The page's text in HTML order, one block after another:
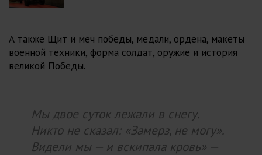
А также Щит и меч победы, медали, ордена, макеты
военной техники, форма солдат, оружие и история
великой Победы.
Мы двое суток лежали в снегу.
Никто не сказал: «Замерз, не могу».
Видели мы — и вскипала кровь» —